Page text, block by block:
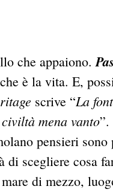
che appaiono.
è la vita. E,
scrive “La
mena vanto”.
pensieri sono
scegliere cosa
di mezzo,